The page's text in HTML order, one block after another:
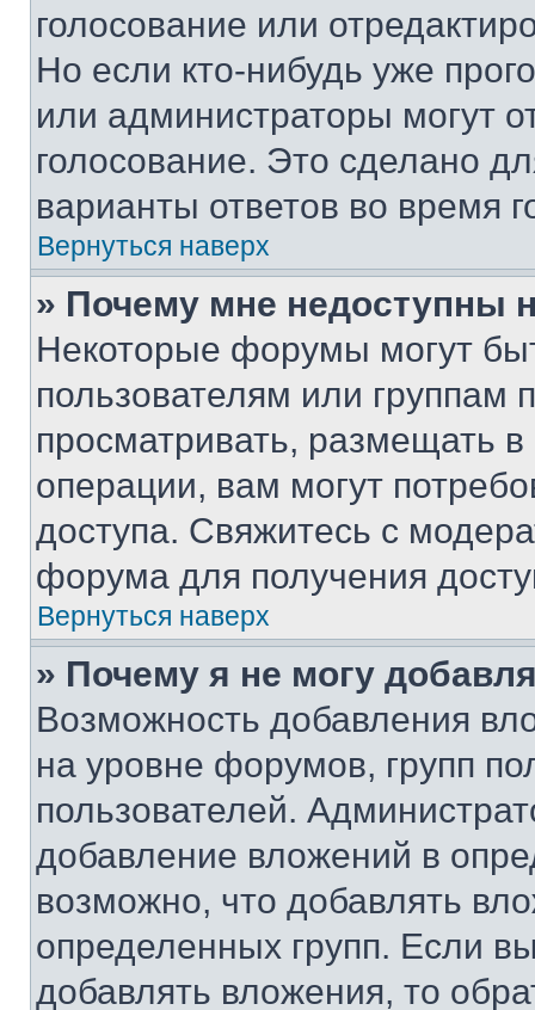
голосование или
Но если кто-нибудь уже
или администраторы могут
голосование. Это сделано
варианты ответов во время
Вернуться наверх
» Почему мне недоступны
Некоторые форумы могут
пользователям или группам
просматривать, размещать
операции, вам могут
доступа. Свяжитесь с
форума для получения
Вернуться наверх
» Почему я не могу
Возможность добавления
на уровне форумов, групп
пользователей.
добавление вложений в
возможно, что добавлять
определенных групп. Если
добавлять вложения, то